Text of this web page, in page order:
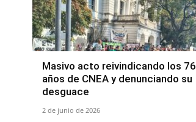
Masivo acto reivindicando los 76
años de CNEA y denunciando su
desguace
2 de junio de 2026